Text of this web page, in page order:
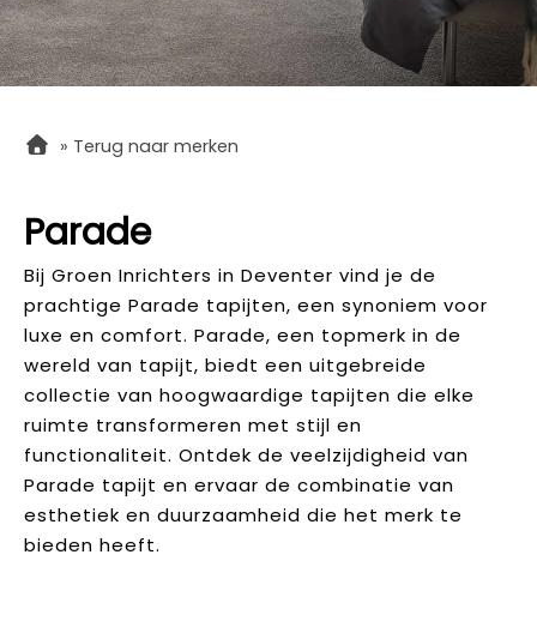
Parade
Bij Groen Inrichters in Deventer vind je de
prachtige Parade tapijten, een synoniem voor
luxe en comfort. Parade, een topmerk in de
wereld van tapijt, biedt een uitgebreide
collectie van hoogwaardige tapijten die elke
ruimte transformeren met stijl en
functionaliteit. Ontdek de veelzijdigheid van
Parade tapijt en ervaar de combinatie van
esthetiek en duurzaamheid die het merk te
bieden heeft.
» Terug naar merken